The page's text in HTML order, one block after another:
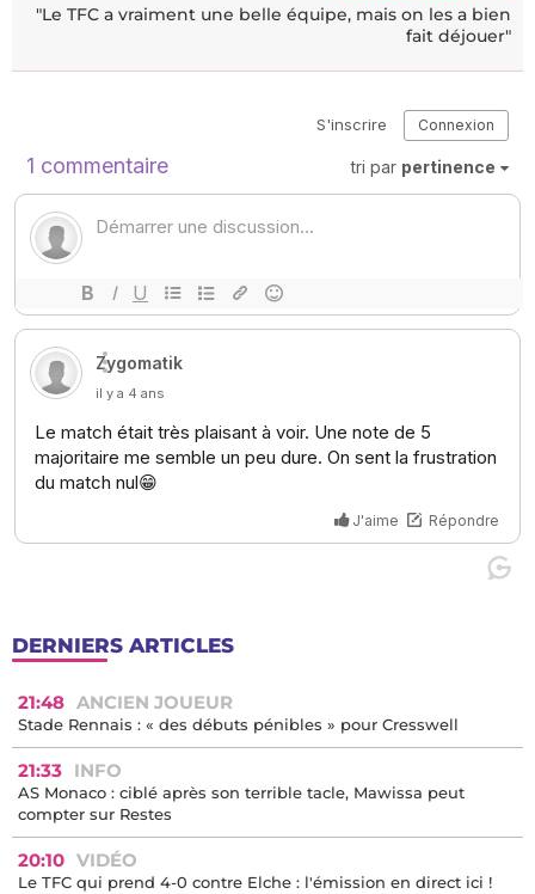
"Le TFC a vraiment une belle équipe, mais on les a bien
fait déjouer"
DERNIERS ARTICLES
21:48 ANCIEN JOUEUR
Stade Rennais : « des débuts pénibles » pour Cresswell
21:33 INFO
AS Monaco : ciblé après son terrible tacle, Mawissa peut
compter sur Restes
20:10 VIDÉO
Le TFC qui prend 4-0 contre Elche : l'émission en direct ici !